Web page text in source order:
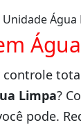
Unidade Água
para
controle
Limpa?
pode.